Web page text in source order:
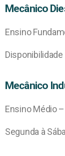
Mecânico
Ensino
Mecânico
Ensino Médio
Segunda à